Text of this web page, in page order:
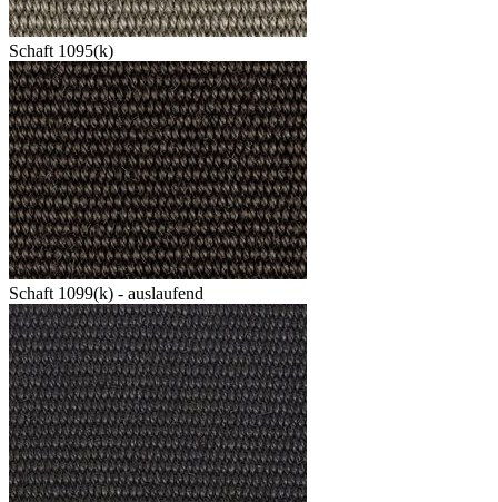
Schaft 1095(k)
Schaft 1099(k) - auslaufend